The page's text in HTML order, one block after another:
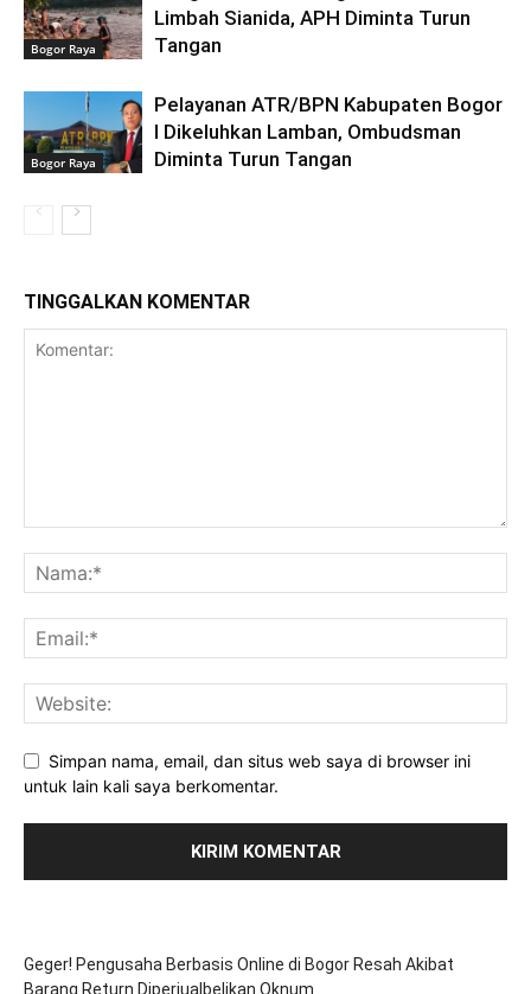
Bogor Raya
Limbah Sianida, APH Diminta Turun
Tangan
Bogor Raya
Pelayanan ATR/BPN Kabupaten Bogor
I Dikeluhkan Lamban, Ombudsman
Diminta Turun Tangan
TINGGALKAN KOMENTAR
Simpan nama, email, dan situs web saya di browser ini
untuk lain kali saya berkomentar.
Geger! Pengusaha Berbasis Online di Bogor Resah Akibat
Barang Return Diperjualbelikan Oknum